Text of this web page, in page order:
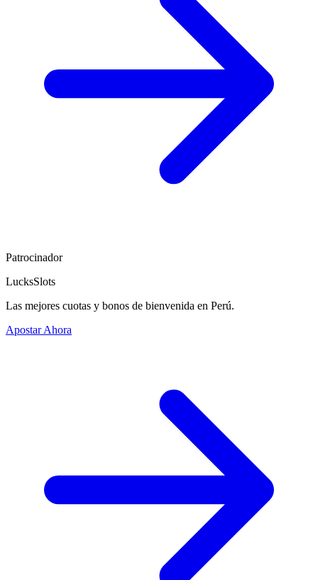
Patrocinador
LucksSlots
Las mejores cuotas y bonos de bienvenida en Perú.
Apostar Ahora